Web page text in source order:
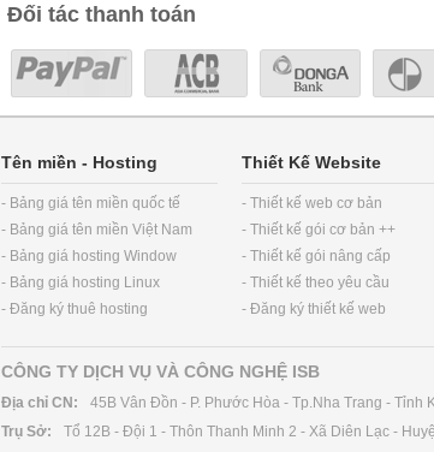
Đối tác thanh toán
Tên miền - Hosting
- Bảng giá tên miền quốc tế
- Bảng giá tên miền Việt Nam
- Bảng giá hosting Window
- Bảng giá hosting Linux
- Đăng ký thuê hosting
Thiết Kế Website
- Thiết kế web cơ bản
- Thiết kế gói cơ bản ++
- Thiết kế gói nâng cấp
- Thiết kế theo yêu cầu
- Đăng ký thiết kế web
CÔNG TY DỊCH VỤ VÀ CÔNG NGHỆ ISB
Địa chỉ CN:
45B Vân Đồn - P. Phước Hòa - Tp.Nha Trang - Tỉnh
Trụ Sở:
Tổ 12B - Đội 1 - Thôn Thanh Minh 2 - Xã Diên Lạc -